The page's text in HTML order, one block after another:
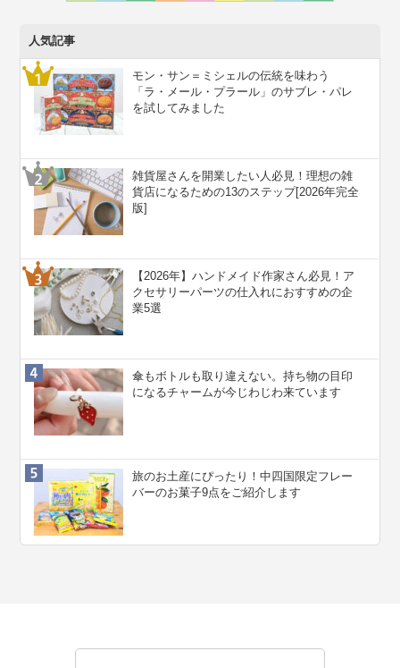
人気記事
モン・サン＝ミシェルの伝統を味わう
「ラ・メール・プラール」のサブレ・パレ
を試してみました
雑貨屋さんを開業したい人必見！理想の雑
貨店になるための13のステップ[2026年完全
版]
【2026年】ハンドメイド作家さん必見！ア
クセサリーパーツの仕入れにおすすめの企
業5選
傘もボトルも取り違えない。持ち物の目印
になるチャームが今じわじわ来ています
旅のお土産にぴったり！中四国限定フレー
バーのお菓子9点をご紹介します